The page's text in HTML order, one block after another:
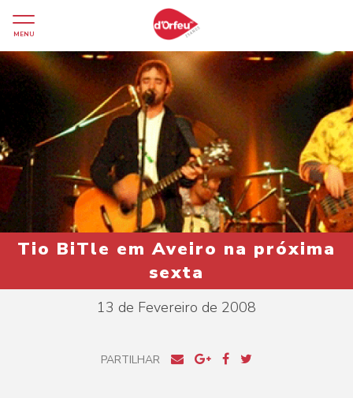
MENU
Tio BiTle em Aveiro na próxima
sexta
13 de Fevereiro de 2008
PARTILHAR